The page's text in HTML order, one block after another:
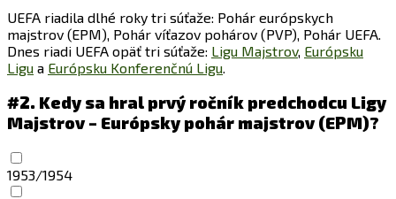
UEFA riadila dlhé roky tri súťaže: Pohár európskych
majstrov (EPM), Pohár víťazov pohárov (PVP), Pohár UEFA.
Dnes riadi UEFA opäť tri súťaže: Ligu Majstrov, Európsku
Ligu a Európsku Konferenčnú Ligu
#2. Kedy sa hral prvý ročník predchodcu Ligy
Majstrov – Európsky pohár majstrov (EPM)?
1953/1954